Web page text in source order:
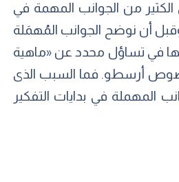
الكثير من الجوانب المهمة في
وقبل أن نوضح الجوانب المُهمَلة
في تساؤل محدد عن «ماهية
نصوص أرسطو. فما السبب الذى
المهملة في بدايات التفكير